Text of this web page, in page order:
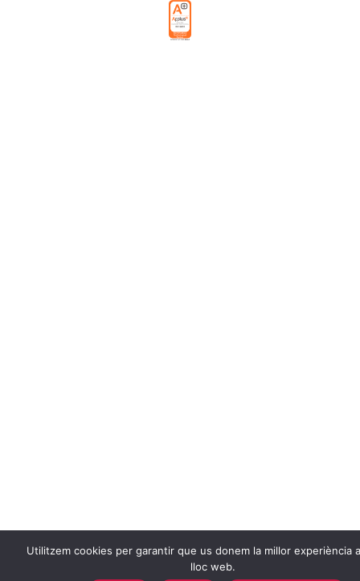
Utilitzem cookies per garantir que us donem la millor experiència
lloc web.